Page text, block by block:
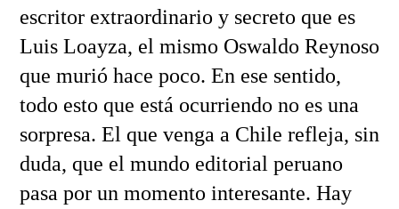
escritor extraordinario y secreto que es
Luis Loayza, el mismo Oswaldo Reynoso
que murió hace poco. En ese sentido,
todo esto que está ocurriendo no es una
sorpresa. El que venga a Chile refleja, sin
duda, que el mundo editorial peruano
pasa por un momento interesante. Hay